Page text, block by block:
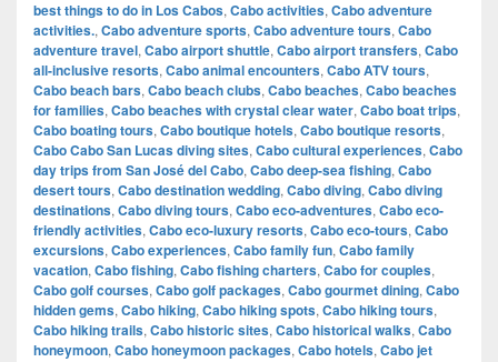
best things to do in Los Cabos, Cabo activities, Cabo adventure
activities., Cabo adventure sports, Cabo adventure tours, Cabo
adventure travel, Cabo airport shuttle, Cabo airport transfers, Cabo
all-inclusive resorts, Cabo animal encounters, Cabo ATV tours,
Cabo beach bars, Cabo beach clubs, Cabo beaches, Cabo beaches
for families, Cabo beaches with crystal clear water, Cabo boat trips,
Cabo boating tours, Cabo boutique hotels, Cabo boutique resorts,
Cabo Cabo San Lucas diving sites, Cabo cultural experiences, Cabo
day trips from San José del Cabo, Cabo deep-sea fishing, Cabo
desert tours, Cabo destination wedding, Cabo diving, Cabo diving
destinations, Cabo diving tours, Cabo eco-adventures, Cabo eco-
friendly activities, Cabo eco-luxury resorts, Cabo eco-tours, Cabo
excursions, Cabo experiences, Cabo family fun, Cabo family
vacation, Cabo fishing, Cabo fishing charters, Cabo for couples,
Cabo golf courses, Cabo golf packages, Cabo gourmet dining, Cabo
hidden gems, Cabo hiking, Cabo hiking spots, Cabo hiking tours,
Cabo hiking trails, Cabo historic sites, Cabo historical walks, Cabo
honeymoon, Cabo honeymoon packages, Cabo hotels, Cabo jet